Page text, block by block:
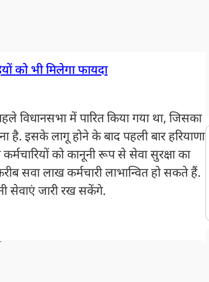
को भी मिलेगा फायदा
विधानसभा में पारित किया गया था, जिसका
है. इसके लागू होने के बाद पहली बार हरियाणा
को कानूनी रूप से सेवा सुरक्षा का
सवा लाख कर्मचारी लाभान्वित हो सकते हैं.
सेवाएं जारी रख सकेंगे.